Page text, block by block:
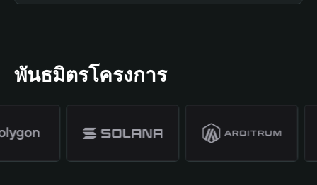
พันธมิตรโครงการ